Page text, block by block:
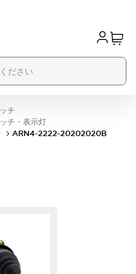
チ
チ・表示灯
ARN4-2222-20202020B